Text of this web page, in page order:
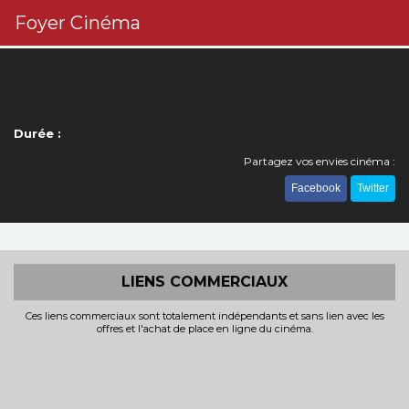
Foyer Cinéma
Durée :
Partagez vos envies cinéma :
Facebook Twitter
LIENS COMMERCIAUX
Ces liens commerciaux sont totalement indépendants et sans lien avec les
offres et l'achat de place en ligne du cinéma.